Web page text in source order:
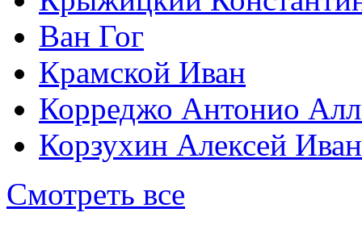
Ван Гог
Крамской Иван
Корреджо Антонио
Корзухин Алексей
Смотреть все